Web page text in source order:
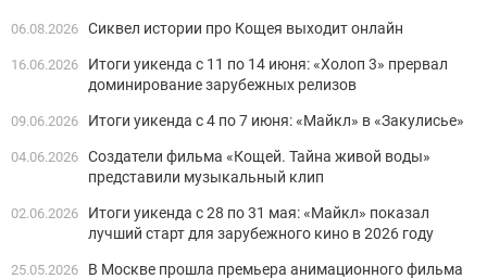
06.08.2026 Сиквел истории про Кощея выходит онлайн
16.06.2026
Итоги уикенда с 11 по 14 июня: «Холоп 3» прервал
доминирование зарубежных релизов
09.06.2026 Итоги уикенда с 4 по 7 июня: «Майкл» в «Закулисье»
04.06.2026 Создатели фильма «Кощей. Тайна живой воды»
представили музыкальный клип
02.06.2026
Итоги уикенда с 28 по 31 мая: «Майкл» показал
лучший старт для зарубежного кино в 2026 году
25.05.2026
В Москве прошла премьера анимационного фильма